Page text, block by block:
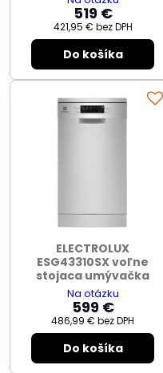
519 €
421,95 € bez DPH
Do košíka
ELECTROLUX
ESG43310SX voľne
stojaca umývačka
Na otázku
599 €
486,99 € bez DPH
Do košíka